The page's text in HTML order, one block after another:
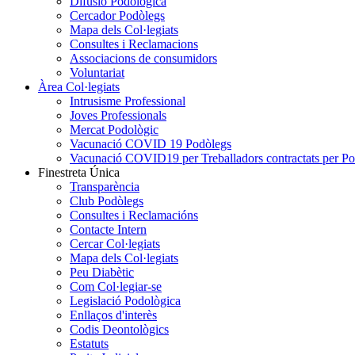
Cercador Podòlegs
Mapa dels Col·legiats
Consultes i Reclamacions
Associacions de consumidors
Voluntariat
Àrea Col·legiats
Intrusisme Professional
Joves Professionals
Mercat Podològic
Vacunació COVID 19 Podòlegs
Vacunació COVID19 per Treballadors contractats per
Finestreta Única
Transparència
Club Podòlegs
Consultes i Reclamacións
Contacte Intern
Cercar Col·legiats
Mapa dels Col·legiats
Peu Diabètic
Com Col·legiar-se
Legislació Podològica
Enllaços d'interès
Codis Deontològics
Estatuts